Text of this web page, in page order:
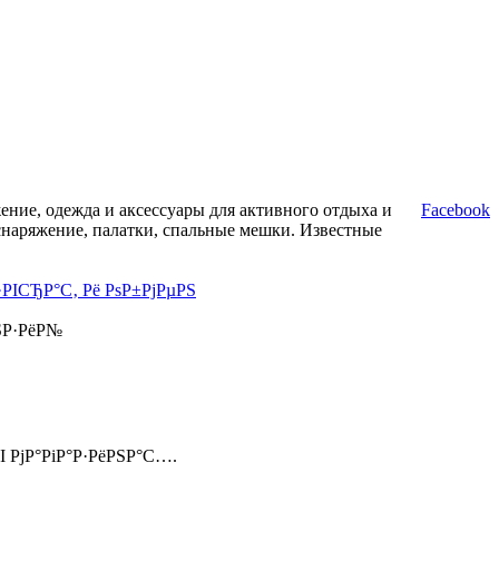
одежда и аксессуары для активного отдыха и
палатки, спальные мешки. Известные
Facebook
Рё РѕР±РјРµРЅ